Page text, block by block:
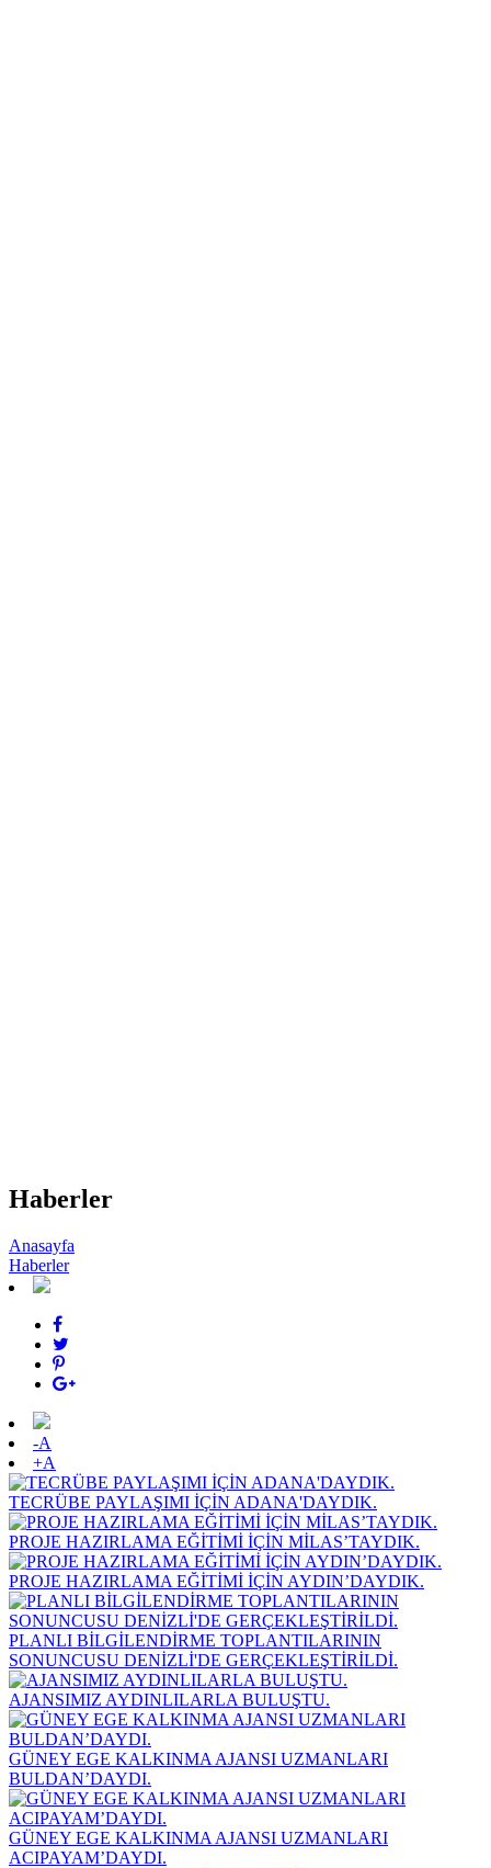
Haberler
Anasayfa
Haberler
-A
+A
TECRÜBE PAYLAŞIMI İÇİN ADANA'DAYDIK.
PROJE HAZIRLAMA EĞİTİMİ İÇİN MİLAS’TAYDIK.
PROJE HAZIRLAMA EĞİTİMİ İÇİN AYDIN’DAYDIK.
PLANLI BİLGİLENDİRME TOPLANTILARININ
SONUNCUSU DENİZLİ'DE GERÇEKLEŞTİRİLDİ.
AJANSIMIZ AYDINLILARLA BULUŞTU.
GÜNEY EGE KALKINMA AJANSI UZMANLARI
BULDAN’DAYDI.
GÜNEY EGE KALKINMA AJANSI UZMANLARI
ACIPAYAM’DAYDI.